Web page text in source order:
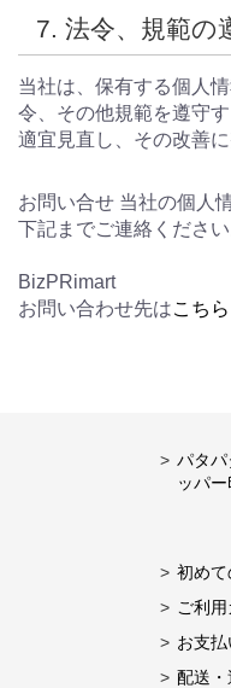
7. 法令、規範の
当社は、保有する個人
令、その他規範を遵守
適宜見直し、その改善に
お問い合せ 当社の個人
下記までご連絡ください
BizPRimart
お問い合わせ先はこちら
パタパ
ッパー
初め
ご利
お支
配送・